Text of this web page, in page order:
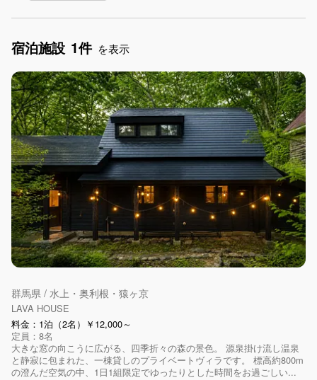
宿泊施設 1件 を表示
群馬県 / 水上・奥利根・猿ヶ京
LAVA HOUSE
料金：1泊（2名）￥12,000～
定員：8名
大きな窓の向こうに広がる、四季折々の森の景色。 源泉掛け流し温泉
と静寂に包まれた、一棟貸しのプライベートヴィラです。 標高約800m
の澄んだ空気の中、1日1組限定でゆったりとした時間をお過ごしい...